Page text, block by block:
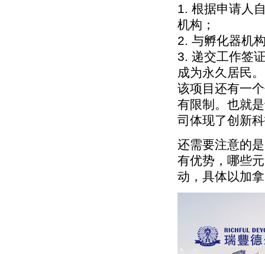
1. 根据申请人
机构；
2. 与孵化器机
3. 递交工作签
成为永久居民。
该项目还有一
有限制。也就
司体现了创新
还需要注意的
有优势，哪些
动，具体以加